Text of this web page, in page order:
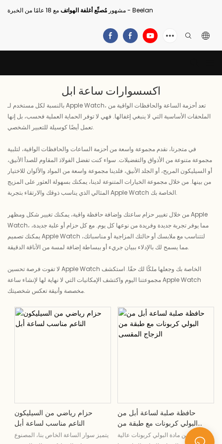
مشهور مُصنِّع أغلفة الهواتف مع 18 عامًا من الخبرة - Beelan
اكسسوارات ساعة ابل
بالنسبة لكل مستخدم لـ Apple Watch، تعد أحزمة الساعة والحافظات الواقية من
الملحقات الأساسية التي لا ينبغي إغفالها. فهي لا توفر الحماية العملية فحسب، بل إنها
تعمل أيضًا كوسيلة للتعبير الشخصي.
في متجرنا، نقدم مجموعة واسعة من أحزمة الساعات والحافظات الواقية، لتلبية
مجموعة متنوعة من الأذواق والتفضيلات. سواء كنت تفضل الفولاذ المقاوم للصدأ الأنيق،
أو السيليكون المريح، أو الجلد الأنيق، فلدينا مجموعة واسعة من المواد والألوان للاختيار
من بينها. من خلال مجموعة الخيارات المتنوعة لدينا، يمكنك بسهولة العثور على المزيج
المثالي الذي يناسب ذوقك والارتقاء بتجربة Apple Watch الخاصة بك.
من خلال تغيير حزام ساعتك وإضافة حافظة واقية، يمكنك تغيير شكل ومظهر Apple
Watch، مما يوفر تجربة جديدة وفريدة من نوعها كل يوم. مع كل حزام أو علبة جديدة،
يمكنك تصميم Apple Watch لتتناسب مع ملابسك أو حالتك المزاجية أو مناسباتك،
مما يسمح لك بالإدلاء ببيان جريء أو ببساطة إضافة لمسة من الأناقة الدقيقة.
لا تفوت فرصة تحسين Apple Watch الخاصة بك وجعلها ملكًا لك حقًا. استكشف
مجموعتنا اليوم واكتشف الإمكانيات التي لا نهاية لها لإنشاء ساعة Apple Watch
مخصصة وأنيقة تعكس شخصيتك.
حزام رياضي من السيليكون
الناعم مناسب لساعة أبل
يتميز سوار الساعة الخاص بنا، المصنوع
حافظة صلبة لساعة أبل من
البولي كربونات مع طبقة من
الزجاج المقسى
مصنوع من مادة البولي كربونات عالية